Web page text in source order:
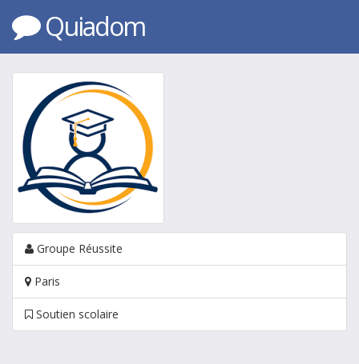
Quiadom
Groupe Réussite
Paris
Soutien scolaire